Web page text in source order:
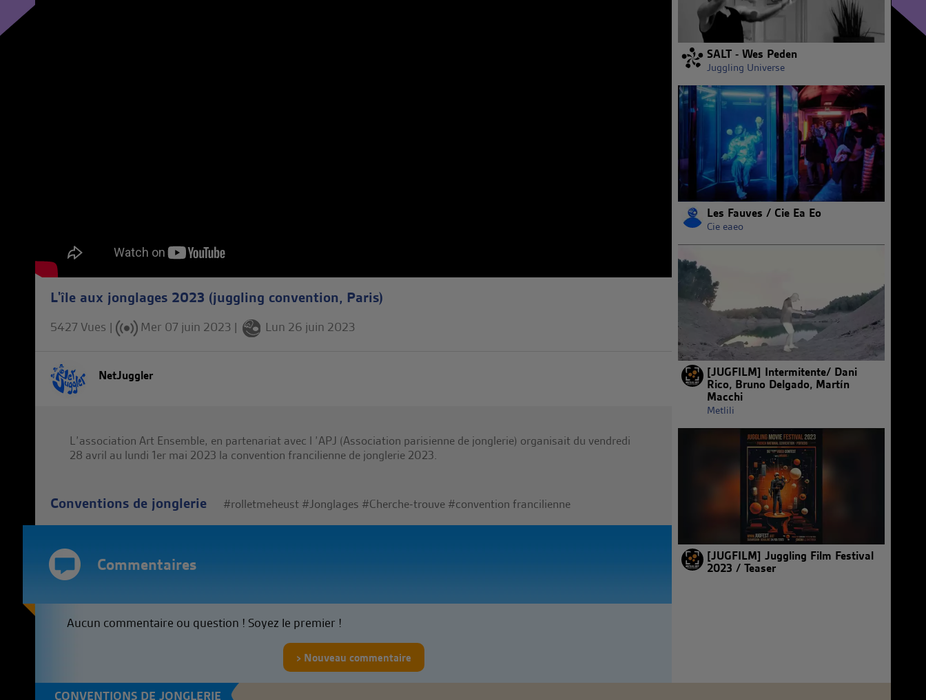
L'île aux jonglages 2023 (juggling convention, Paris)
5427 Vues | Mer 07 juin 2023 | Lun 26 juin 2023
NetJuggler
L’association Art Ensemble, en partenariat avec l ’APJ (Association parisienne de jonglerie) organisait du vendredi
28 avril au lundi 1er mai 2023 la convention francilienne de jonglerie 2023.
Conventions de jonglerie #rolletmeheust #Jonglages #Cherche-trouve #convention francilienne
Commentaires
Aucun commentaire ou question ! Soyez le premier !
Nouveau commentaire
SALT - Wes Peden
Juggling Universe
Les Fauves / Cie Ea Eo
Cie eaeo
[JUGFILM] Intermitente/ Dani
Rico, Bruno Delgado, Martín
Macchi
Metlili
[JUGFILM] Juggling Film Festival
2023 / Teaser
CONVENTIONS DE JONGLERIE